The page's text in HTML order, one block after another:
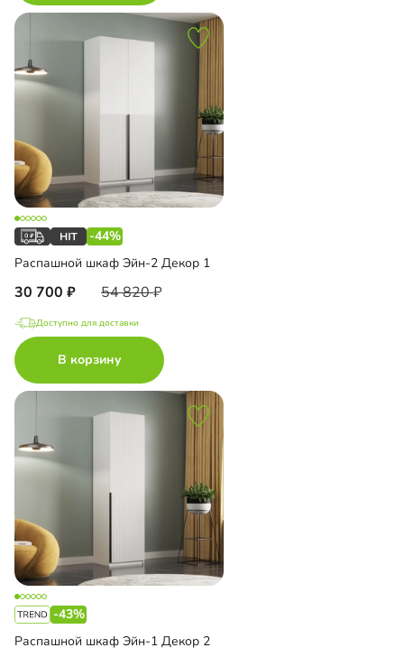
-44%
Распашной шкаф Эйн-2 Декор 1
30 700 54 820
Доступно для доставки
В корзину
-43%
Распашной шкаф Эйн-1 Декор 2